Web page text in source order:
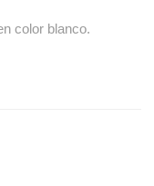
color blanco.